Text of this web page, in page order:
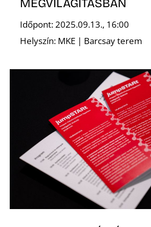
MEGVILÁGÍTÁSBAN
Időpont: 2025.09.13., 16:00
Helyszín: MKE | Barcsay terem